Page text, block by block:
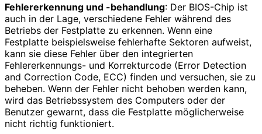
Fehlererkennung und -behandlung: Der BIOS-Chip ist
auch in der Lage, verschiedene Fehler während des
Betriebs der Festplatte zu erkennen. Wenn eine
Festplatte beispielsweise fehlerhafte Sektoren aufweist,
kann sie diese Fehler über den integrierten
Fehlererkennungs- und Korrekturcode (Error Detection
and Correction Code, ECC) finden und versuchen, sie zu
beheben. Wenn der Fehler nicht behoben werden kann,
wird das Betriebssystem des Computers oder der
Benutzer gewarnt, dass die Festplatte möglicherweise
nicht richtig funktioniert.